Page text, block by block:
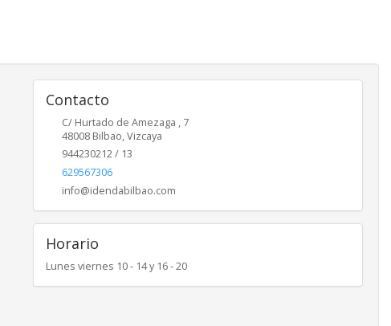
Contacto
C/ Hurtado de Amezaga , 7
48008 Bilbao,Vizcaya
944230212 / 13
629567306
info@idendabilbao.com
Horario
Lunes viernes 10 - 14 y 16 - 20